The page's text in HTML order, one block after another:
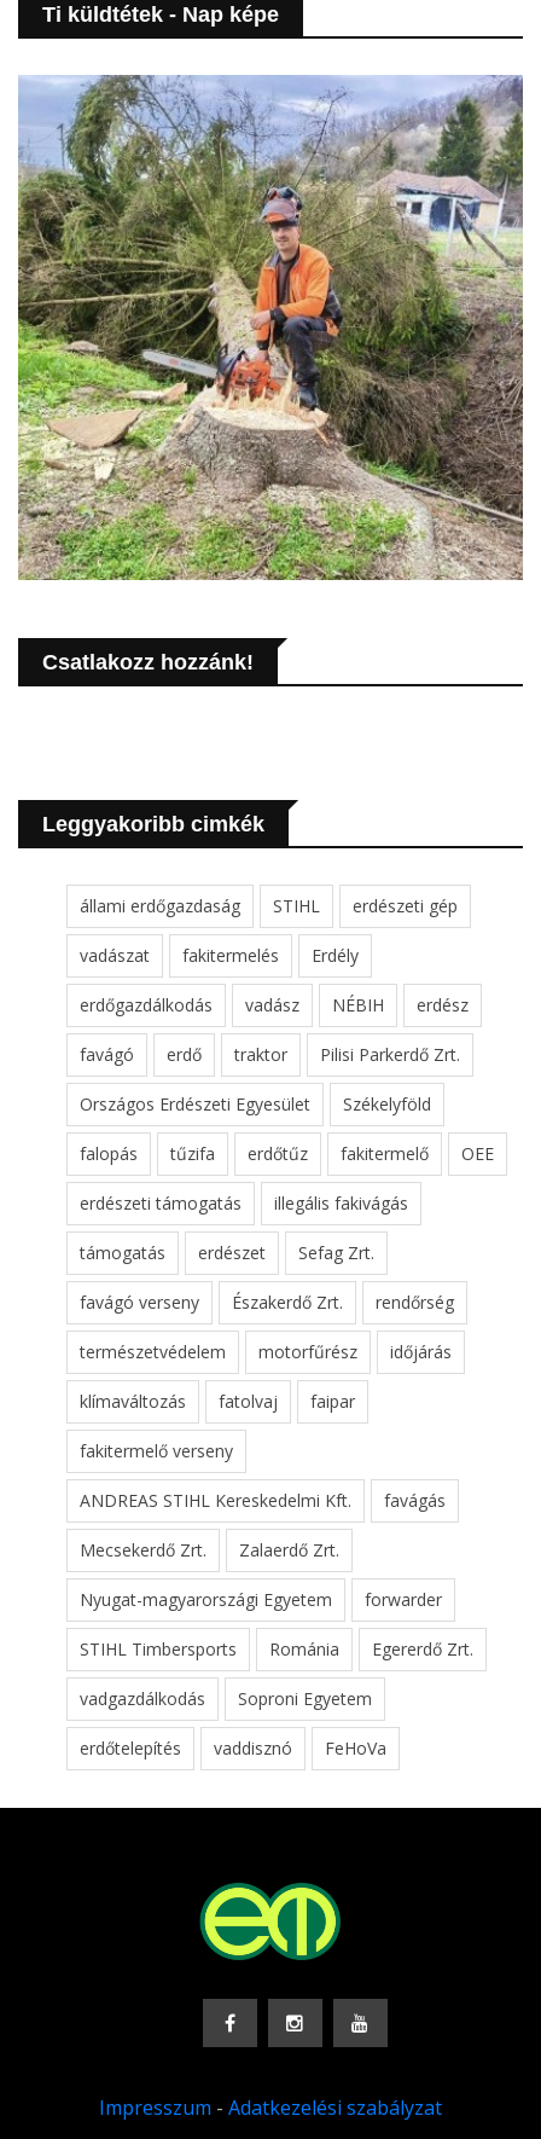
Ti küldtétek - Nap képe
Csatlakozz hozzánk!
Leggyakoribb cimkék
állami erdőgazdaság STIHL erdészeti gép
vadászat fakitermelés Erdély
erdőgazdálkodás vadász NÉBIH erdész
favágó erdő traktor Pilisi Parkerdő Zrt.
Országos Erdészeti Egyesület Székelyföld
falopás tűzifa erdőtűz fakitermelő OEE
erdészeti támogatás illegális fakivágás
támogatás erdészet Sefag Zrt.
favágó verseny Északerdő Zrt. rendőrség
természetvédelem motorfűrész időjárás
klímaváltozás fatolvaj faipar
fakitermelő verseny
ANDREAS STIHL Kereskedelmi Kft. favágás
Mecsekerdő Zrt. Zalaerdő Zrt.
Nyugat-magyarországi Egyetem forwarder
STIHL Timbersports Románia Egererdő Zrt.
vadgazdálkodás Soproni Egyetem
erdőtelepítés vaddisznó FeHoVa
Impresszum - Adatkezelési szabályzat